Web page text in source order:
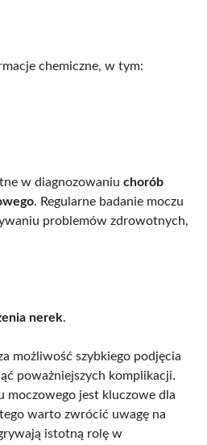
chemiczne, w tym:
w diagnozowaniu chorób
. Regularne badanie moczu
problemów zdrowotnych,
nerek.
możliwość szybkiego podjęcia
poważniejszych komplikacji.
moczowego jest kluczowe dla
warto zwrócić uwagę na
istotną rolę w